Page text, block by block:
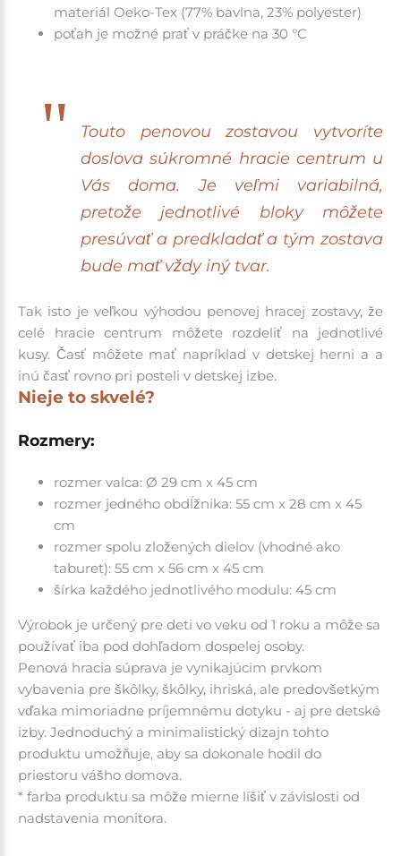
materiál Oeko-Tex (77% bavlna, 23% polyester)
poťah je možné prať v práčke na 30 °C
Touto penovou zostavou vytvoríte
doslova súkromné hracie centrum u
Vás doma. Je veľmi variabilná,
pretože jednotlivé bloky môžete
presúvať a predkladať a tým zostava
bude mať vždy iný tvar.
Tak isto je veľkou výhodou penovej hracej zostavy, že
celé hracie centrum môžete rozdeliť na jednotlivé
kusy. Časť môžete mať napríklad v detskej herni a a
inú časť rovno pri posteli v detskej izbe.
Nieje to skvelé?
Rozmery:
rozmer valca: Ø 29 cm x 45 cm
rozmer jedného obdĺžnika: 55 cm x 28 cm x 45
cm
rozmer spolu zložených dielov (vhodné ako
taburet): 55 cm x 56 cm x 45 cm
šírka každého jednotlivého modulu: 45 cm
Výrobok je určený pre deti vo veku od 1 roku a môže sa
používať iba pod dohľadom dospelej osoby.
Penová hracia súprava je vynikajúcim prvkom
vybavenia pre škôlky, škôlky, ihriská, ale predovšetkým
vďaka mimoriadne príjemnému dotyku - aj pre detské
izby. Jednoduchý a minimalistický dizajn tohto
produktu umožňuje, aby sa dokonale hodil do
priestoru vášho domova.
* farba produktu sa môže mierne líšiť v závislosti od
nadstavenia monitora.